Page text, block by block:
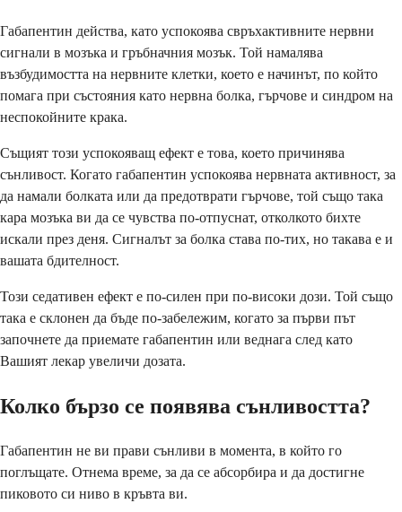
Габапентин действа, като успокоява свръхактивните нервни
сигнали в мозъка и гръбначния мозък. Той намалява
възбудимостта на нервните клетки, което е начинът, по който
помага при състояния като нервна болка, гърчове и синдром на
неспокойните крака.
Същият този успокояващ ефект е това, което причинява
сънливост. Когато габапентин успокоява нервната активност, за
да намали болката или да предотврати гърчове, той също така
кара мозъка ви да се чувства по-отпуснат, отколкото бихте
искали през деня. Сигналът за болка става по-тих, но такава е и
вашата бдителност.
Този седативен ефект е по-силен при по-високи дози. Той също
така е склонен да бъде по-забележим, когато за първи път
започнете да приемате габапентин или веднага след като
Вашият лекар увеличи дозата.
Колко бързо се появява сънливостта?
Габапентин не ви прави сънливи в момента, в който го
поглъщате. Отнема време, за да се абсорбира и да достигне
пиковото си ниво в кръвта ви.